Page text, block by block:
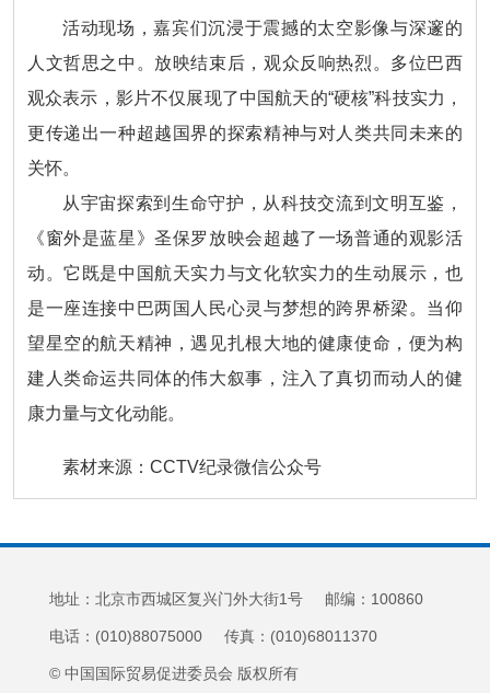
活动现场，嘉宾们沉浸于震撼的太空影像与深邃的
人文哲思之中。放映结束后，观众反响热烈。多位巴西
观众表示，影片不仅展现了中国航天的“硬核”科技实力，
更传递出一种超越国界的探索精神与对人类共同未来的
关怀。
从宇宙探索到生命守护，从科技交流到文明互鉴，
《窗外是蓝星》圣保罗放映会超越了一场普通的观影活
动。它既是中国航天实力与文化软实力的生动展示，也
是一座连接中巴两国人民心灵与梦想的跨界桥梁。当仰
望星空的航天精神，遇见扎根大地的健康使命，便为构
建人类命运共同体的伟大叙事，注入了真切而动人的健
康力量与文化动能。
素材来源：CCTV纪录微信公众号
地址：北京市西城区复兴门外大街1号 邮编：100860
电话：(010)88075000 传真：(010)68011370
© 中国国际贸易促进委员会 版权所有